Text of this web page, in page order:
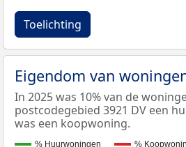
Toelichting
Eigendom van
In 2025 was 10% van de
postcodegebied 3921 DV een
was een koopwoning.
% Huurwoningen %